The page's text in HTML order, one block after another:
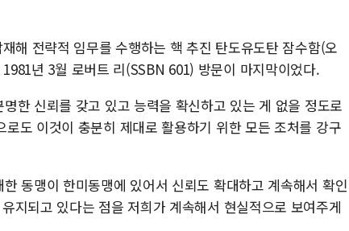
해 전략적 임무를 수행하는 핵 추진 탄도유도탄 잠수함(오
년 3월 로버트 리(SSBN 601) 방문이 마지막이었다.
한 신뢰를 갖고 있고 능력을 확신하고 있는 게 없을 정도로
도 이것이 충분히 제대로 활용하기 위한 모든 조처를 강구
동맹이 한미동맹에 있어서 신뢰도 확대하고 계속해서 확인
지되고 있다는 점을 저희가 계속해서 현실적으로 보여주게